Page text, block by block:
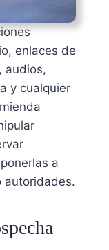
enlaces de
audios,
y cualquier
a
autoridades.